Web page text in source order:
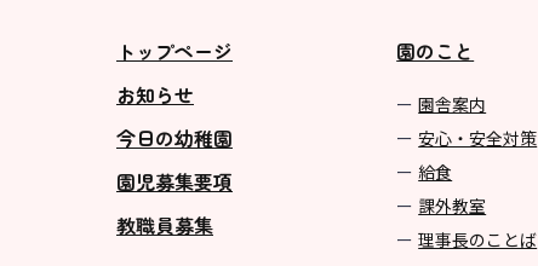
トップページ
お知らせ
今日の幼稚園
園児募集要項
教職員募集
園のこと
園舎案内
安心・安全対策
給食
課外教室
理事長のことば